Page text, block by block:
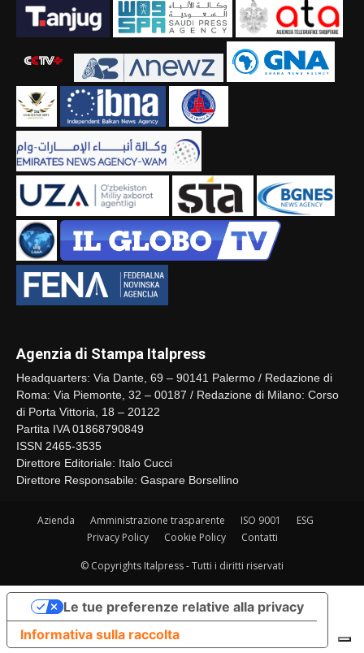
Agenzia di Stampa Italpress
Headquarters: Via Dante, 69 – 90141 Palermo / Redazione di
Roma: Via Piemonte, 32 – 00187 / Redazione di Milano: Corso
di Porta Vittoria, 18 – 20122
Partita IVA 01868790849
ISSN 2465-3535
Direttore Editoriale: Italo Cucci
Direttore Responsabile: Gaspare Borsellino
Azienda Amministrazione trasparente ISO 9001
ESG
Privacy Policy
Cookie Policy Contatti
© Copyrights Italpress - Tutti i diritti riservati
Informativa sulla raccolta
Le tue preferenze relative alla privacy